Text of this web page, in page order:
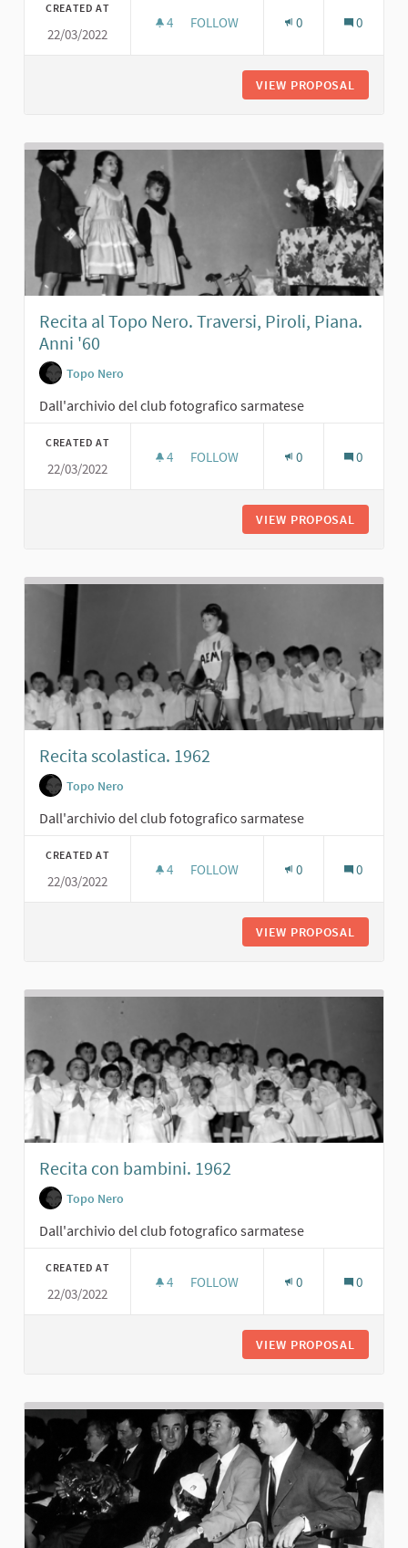
CREATED AT
22/03/2022
4 4 FOLLOWERS
FOLLOW 0 0
VIEW PROPOSAL
Recita al Topo Nero. Traversi, Piroli, Piana.
Anni '60
Topo Nero
Dall'archivio del club fotografico sarmatese
CREATED AT
22/03/2022
4 4 FOLLOWERS
FOLLOW 0 0
VIEW PROPOSAL
Recita scolastica. 1962
Topo Nero
Dall'archivio del club fotografico sarmatese
CREATED AT
22/03/2022
4 4 FOLLOWERS
FOLLOW 0 0
VIEW PROPOSAL
Recita con bambini. 1962
Topo Nero
Dall'archivio del club fotografico sarmatese
CREATED AT
22/03/2022
4 4 FOLLOWERS
FOLLOW 0 0
VIEW PROPOSAL